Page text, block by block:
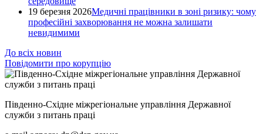
19 березня 2026Медичні працівники в зоні ризику: чому
професійні захворювання не можна залишати
невидимими
До всіх новин
Повідомити про корупцію
Південно-Східне міжрегіональне управління Державної
служби з питань праці